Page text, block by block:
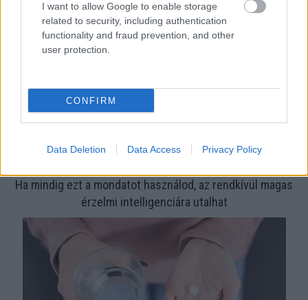
I want to allow Google to enable storage
related to security, including authentication
functionality and fraud prevention, and other
user protection.
CONFIRM
Data Deletion Data Access Privacy Policy
Ha mindig ezt a mondatot használod, az rendkívül magas
érzelmi intelligenciára utalhat